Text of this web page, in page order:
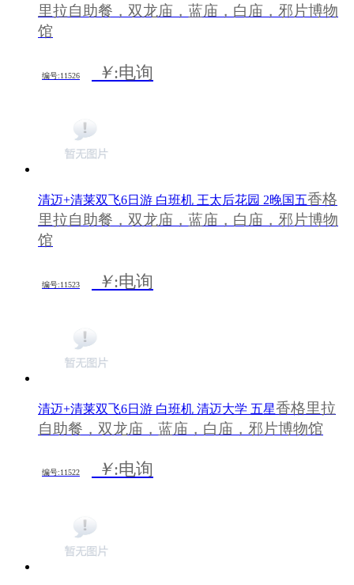
里拉自助餐，双龙庙，蓝庙，白庙，邪片博物
馆
编号:11526 ￥:电询
清迈+清莱双飞6日游 白班机 王太后花园 2晚国五香格
里拉自助餐，双龙庙，蓝庙，白庙，邪片博物
馆
编号:11523 ￥:电询
清迈+清莱双飞6日游 白班机 清迈大学 五星香格里拉
自助餐，双龙庙，蓝庙，白庙，邪片博物馆
编号:11522 ￥:电询